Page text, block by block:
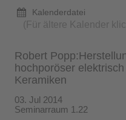
Kalenderdatei
(Für ältere Kalender
Robert
hochporöser
Keramiken
03. Jul 2014
Seminarraum 1.22